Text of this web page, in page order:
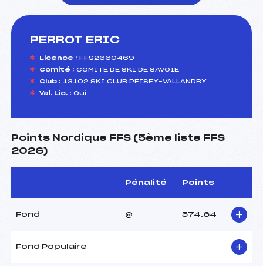
PERROT ERIC
Licence : FFS2660469
Comité : COMITE DE SKI DE SAVOIE
Club : 13102 SKI CLUB PEISEY-VALLANDRY
Val. Lic. : Oui
Points Nordique FFS (5ème liste FFS
2026)
Pénalité Points
Fond @ 574.64
Fond Populaire